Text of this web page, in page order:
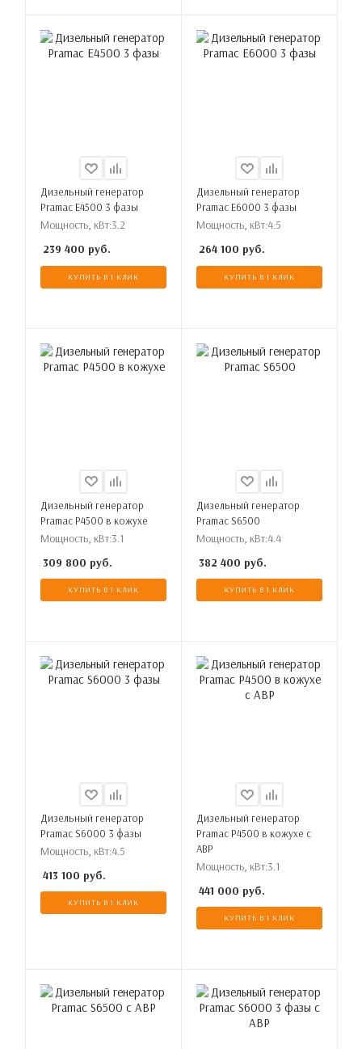
Дизельный генератор
Pramac E4500 3 фазы
Мощность, кВт:3.2
239 400 руб.
КУПИТЬ В 1 КЛИК
Дизельный генератор
Pramac E6000 3 фазы
Мощность, кВт:4.5
264 100 руб.
КУПИТЬ В 1 КЛИК
Дизельный генератор
Pramac P4500 в кожухе
Мощность, кВт:3.1
309 800 руб.
КУПИТЬ В 1 КЛИК
Дизельный генератор
Pramac S6500
Мощность, кВт:4.4
382 400 руб.
КУПИТЬ В 1 КЛИК
Дизельный генератор
Pramac S6000 3 фазы
Мощность, кВт:4.5
413 100 руб.
КУПИТЬ В 1 КЛИК
Дизельный генератор
Pramac P4500 в кожухе с
АВР
Мощность, кВт:3.1
441 000 руб.
КУПИТЬ В 1 КЛИК